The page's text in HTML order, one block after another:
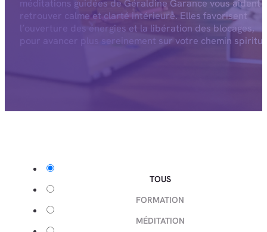
méditations guidées de Géraldine Garance vous aident
retrouver calme et clarté intérieure. Elles favorisent
l’ouverture des énergies et la libération des blocages,
pour avancer plus sereinement sur votre chemin
TOUS
FORMATION
MÉDITATION